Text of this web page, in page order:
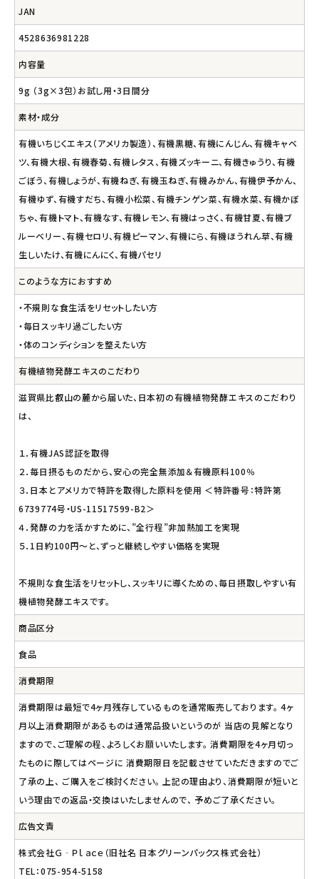
JAN
4528636981228
内容量
9g （3g×3包）お試し用・3日間分
素材・成分
有機いちじくエキス（アメリカ製造）、有機黒糖、有機にんじん、有機キャベ
ツ、有機大根、有機春菊、有機レタス、有機ズッキーニ、有機きゅうり、有機
ごぼう、有機しょうが、有機ねぎ、有機玉ねぎ、有機みかん、有機伊予かん、
有機ゆず、有機すだち、有機小松菜、有機チンゲン菜、有機水菜、有機かぼ
ちゃ、有機トマト、有機なす、有機レモン、有機はっさく、有機甘夏、有機ブ
ルーベリー、有機セロリ、有機ピーマン、有機にら、有機ほうれん草、有機
生しいたけ、有機にんにく、有機パセリ
このような方におすすめ
・不規則な食生活をリセットしたい方
・毎日スッキリ過ごしたい方
・体のコンディションを整えたい方
有機植物発酵エキスのこだわり
滋賀県比叡山の麓から届いた、日本初の有機植物発酵エキスのこだわり
は、
１．有機JAS認証を取得
２．毎日摂るものだから、安心の完全無添加＆有機原料100％
３．日本とアメリカで特許を取得した原料を使用 ＜特許番号：特許第
6739774号・US-11517599-B2＞
４．発酵の力を活かすために、”全行程”非加熱加工を実現
５．1日約100円～と、ずっと継続しやすい価格を実現
不規則な食生活をリセットし、スッキリに導くための、毎日摂取しやすい有
機植物発酵エキスです。
商品区分
食品
消費期限
消費期限は最短で4ヶ月残存しているものを通常販売しております。 4ヶ
月以上消費期限があるものは通常品扱いというのが 当店の見解となり
ますので、ご理解の程、よろしくお願いいたします。 消費期限を4ヶ月切っ
たものに際してはページに 消費期限日を記載させていただきますのでご
了承の上、 ご購入をご検討ください。 上記の理由より、消費期限が短いと
いう理由での返品・交換はいたしませんので、 予めご了承ください。
広告文責
株式会社Ｇ‐Ｐｌａｃｅ（旧社名 日本グリーンパックス株式会社）
TEL：075-954-5158